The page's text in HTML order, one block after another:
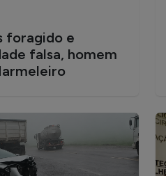
foragido e
falsa, homem